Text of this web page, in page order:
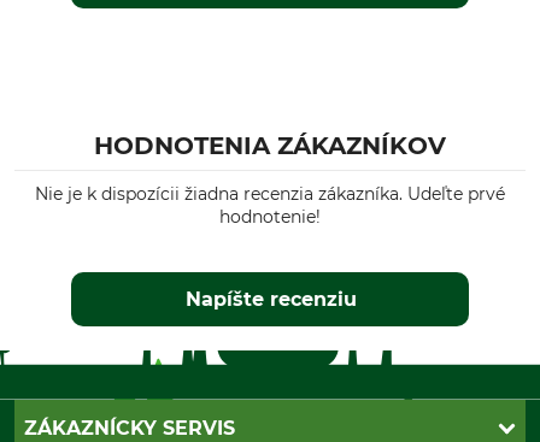
HODNOTENIA ZÁKAZNÍKOV
Nie je k dispozícii žiadna recenzia zákazníka. Udeľte prvé
hodnotenie!
Napíšte recenziu
ZÁKAZNÍCKY SERVIS